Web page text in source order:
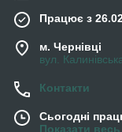
Працює з
м. Чернівці
вул.
Контакти
Сьогодні
Показати